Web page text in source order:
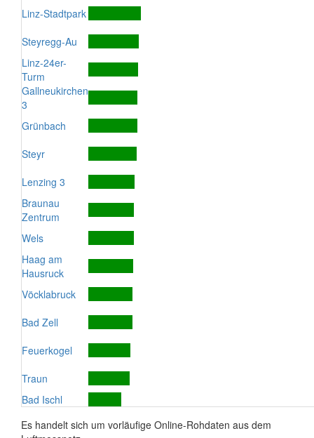
Linz-Stadtpark
Steyregg-Au
Linz-24er-
Turm
Gallneukirchen
3
Grünbach
Steyr
Lenzing 3
Braunau
Zentrum
Wels
Haag am
Hausruck
Vöcklabruck
Bad Zell
Feuerkogel
Traun
Bad Ischl
Es handelt sich um vorläufige Online-Rohdaten aus dem